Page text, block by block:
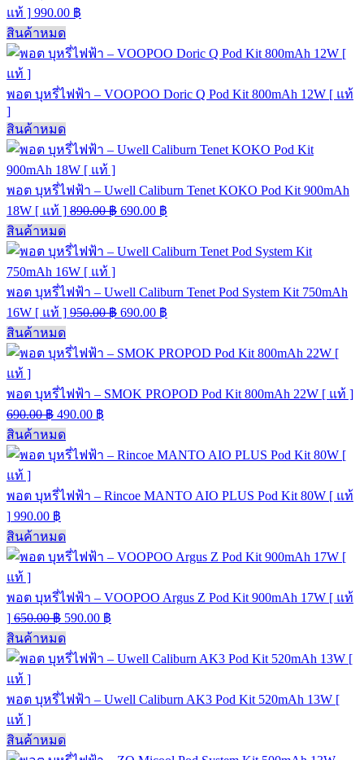
แท้ ] 990.00 ฿
สินค้าหมด
พอต บุหรี่ไฟฟ้า – VOOPOO Doric Q Pod Kit 800mAh 12W [ แท้
]
สินค้าหมด
พอต บุหรี่ไฟฟ้า – Uwell Caliburn Tenet KOKO Pod Kit 900mAh
18W [ แท้ ] 890.00฿ 690.00 ฿
สินค้าหมด
พอต บุหรี่ไฟฟ้า – Uwell Caliburn Tenet Pod System Kit 750mAh
16W [ แท้ ] 950.00฿ 690.00 ฿
สินค้าหมด
พอต บุหรี่ไฟฟ้า – SMOK PROPOD Pod Kit 800mAh 22W [ แท้ ]
690.00฿ 490.00 ฿
สินค้าหมด
พอต บุหรี่ไฟฟ้า – Rincoe MANTO AIO PLUS Pod Kit 80W [ แท้
] 990.00 ฿
สินค้าหมด
พอต บุหรี่ไฟฟ้า – VOOPOO Argus Z Pod Kit 900mAh 17W [ แท้
] 650.00฿ 590.00 ฿
สินค้าหมด
พอต บุหรี่ไฟฟ้า – Uwell Caliburn AK3 Pod Kit 520mAh 13W [
แท้ ]
สินค้าหมด